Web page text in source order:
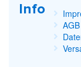
Info
AGB